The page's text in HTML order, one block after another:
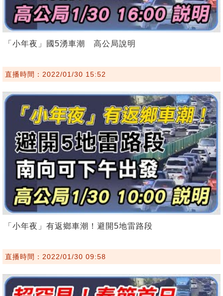
「小年夜」國5湧車潮 高公局說明
直播時間：2022/01/30 15:52
「小年夜」有返鄉車潮！避開5地雷路段
直播時間：2022/01/30 09:58